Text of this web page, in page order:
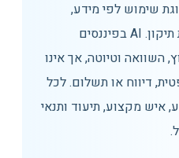
שימוש לפי מידע,
החלטה, נזק מטעות ויכולת תיקון. AI בפיננסים
השוואה וטיוטה, אך אינו
דיווח או תשלום. לכל
איש מקצוע, תיעוד ותנאי